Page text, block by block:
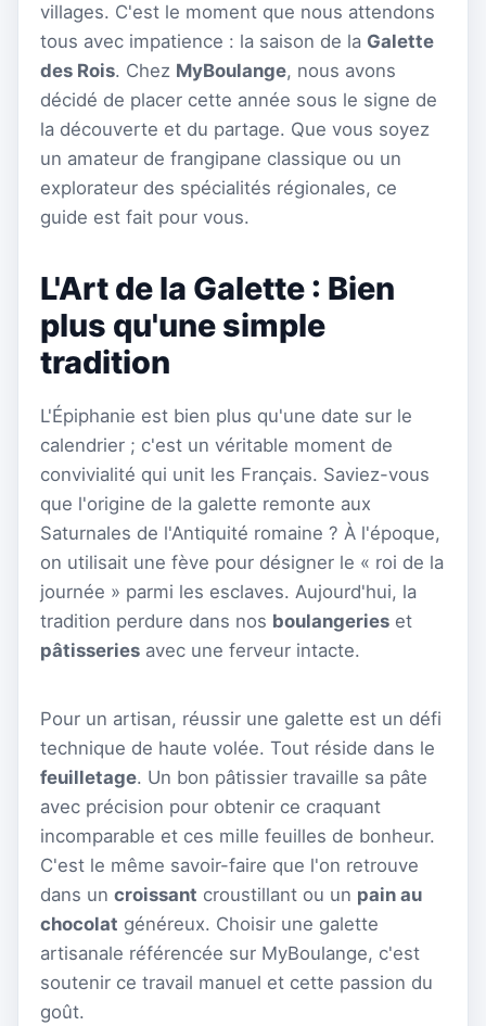
villages. C'est le moment que nous attendons
tous avec impatience : la saison de la Galette
des Rois. Chez MyBoulange, nous avons
décidé de placer cette année sous le signe de
la découverte et du partage. Que vous soyez
un amateur de frangipane classique ou un
explorateur des spécialités régionales, ce
guide est fait pour vous.
L'Art de la Galette : Bien
plus qu'une simple
tradition
L'Épiphanie est bien plus qu'une date sur le
calendrier ; c'est un véritable moment de
convivialité qui unit les Français. Saviez-vous
que l'origine de la galette remonte aux
Saturnales de l'Antiquité romaine ? À l'époque,
on utilisait une fève pour désigner le « roi de la
journée » parmi les esclaves. Aujourd'hui, la
tradition perdure dans nos boulangeries et
pâtisseries avec une ferveur intacte.
Pour un artisan, réussir une galette est un défi
technique de haute volée. Tout réside dans le
feuilletage. Un bon pâtissier travaille sa pâte
avec précision pour obtenir ce craquant
incomparable et ces mille feuilles de bonheur.
C'est le même savoir-faire que l'on retrouve
dans un croissant croustillant ou un pain au
chocolat généreux. Choisir une galette
artisanale référencée sur MyBoulange, c'est
soutenir ce travail manuel et cette passion du
goût.